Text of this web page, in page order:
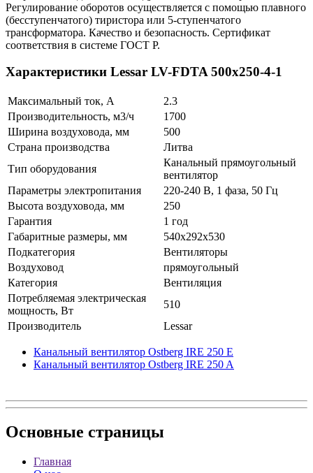
Регулирование оборотов осуществляется с помощью плавного
(бесступенчатого) тиристора или 5-ступенчатого
трансформатора. Качество и безопасность. Сертификат
соответствия в системе ГОСТ Р.
Характеристики Lessar LV-FDTA 500x250-4-1
Максимальный ток, А
2.3
Производительность, м3/ч
1700
Ширина воздуховода, мм
500
Страна производства
Литва
Тип оборудования
Канальный прямоугольный
вентилятор
Параметры электропитания
220-240 В, 1 фаза, 50 Гц
Высота воздуховода, мм
250
Гарантия
1 год
Габаритные размеры, мм
540x292x530
Подкатегория
Вентиляторы
Воздуховод
прямоугольный
Категория
Вентиляция
Потребляемая электрическая
мощность, Вт
510
Производитель
Lessar
Канальный вентилятор Ostberg IRE 250 E
Канальный вентилятор Ostberg IRE 250 A
Основные страницы
Главная